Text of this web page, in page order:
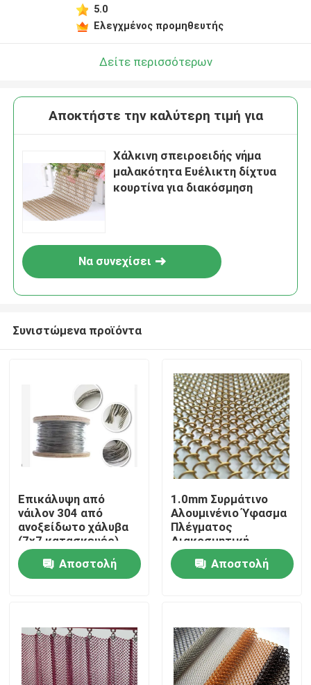
Προϊόντα
Σχετικά με εμάς
5.0
Ελεγχμένος προμηθευτής
Δείτε περισσότερων
Αποκτήστε την καλύτερη τιμή για
Χάλκινη σπειροειδής νήμα
μαλακότητα Ευέλικτη δίχτυα
κουρτίνα για διακόσμηση
Να συνεχίσει
Συνιστώμενα προϊόντα
Επικάλυψη από
νάιλον 304 από
ανοξείδωτο χάλυβα
(7x7 κατασκευές)
Αποστολή
1.0mm Συρμάτινο
Αλουμινένιο Ύφασμα
Πλέγματος
Διακοσμητική
Κουρτίνα Πλέγματος
ΑλυσίδαςΑποστολή